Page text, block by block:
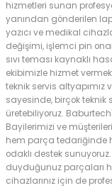
hizmetleri sunan
yanından gönderilen
yazıcı ve medikal
değişimi, işlemci pin
sıvı teması kaynaklı
ekibimizle hizmet
teknik servis
sayesinde, birçok
üretebiliyoruz.
Bayilerimizi ve
hem parça tedariğinde
odaklı destek
duyduğunuz parçaları
cihazlarınız için de